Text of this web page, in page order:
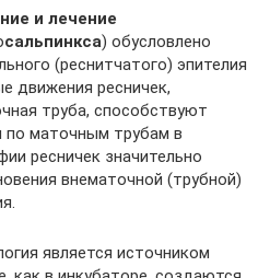
и лечение
сальпинкса) обусловлено
(реснитчатого) эпителия
движения ресничек,
труба, способствуют
по маточным трубам в
ресничек значительно
внематочной (трубной)
является источником